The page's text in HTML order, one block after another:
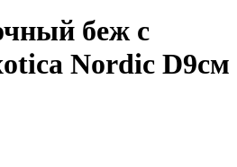
беж с
Nordic D9см